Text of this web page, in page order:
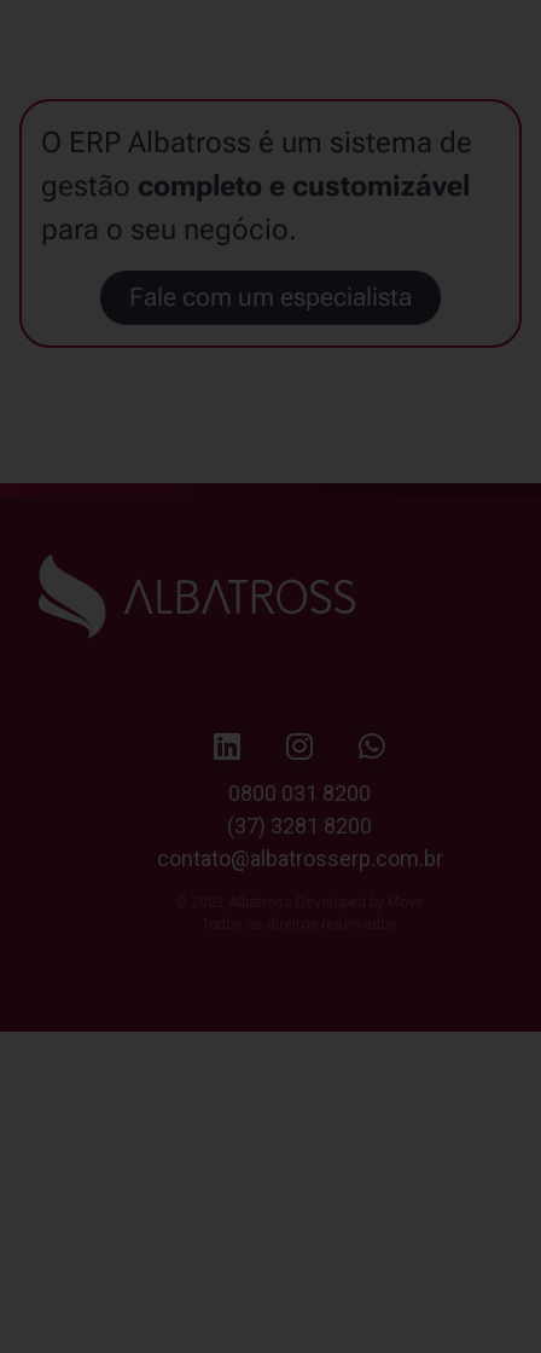
O ERP Albatross é um sistema de
gestão completo e customizável
para o seu negócio.
Fale com um especialista
0800 031 8200
(37) 3281 8200
contato@albatrosserp.com.br